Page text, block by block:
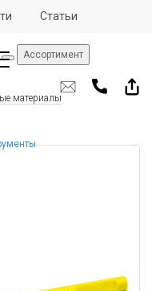
Статьи
Ассортимент
материалы